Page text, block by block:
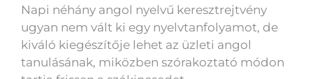
Napi néhány angol nyelvű keresztrejtvény
ugyan nem vált ki egy nyelvtanfolyamot, de
kiváló kiegészítője lehet az üzleti angol
tanulásának, miközben szórakoztató módon